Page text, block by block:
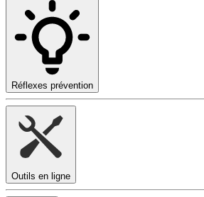
Réflexes prévention
Outils en ligne